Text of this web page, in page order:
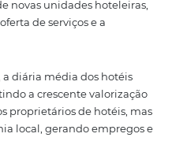
apenas um local de
econômico que
nas cidades próximas,
crescente resulta em um
disponíveis, levando
hotelaria local.